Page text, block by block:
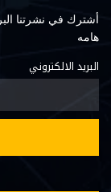
أشترك في نشرتنا
هامه
البريد الالكتروني